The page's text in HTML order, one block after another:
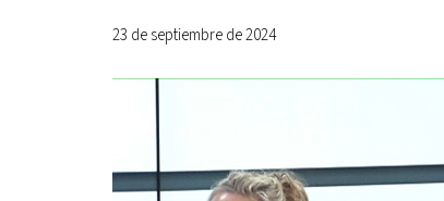
23 de septiembre de 2024